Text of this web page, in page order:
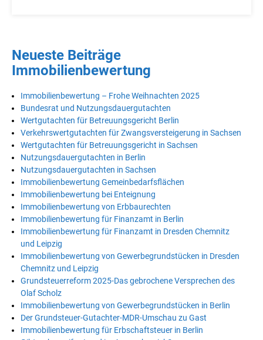
Neueste Beiträge
Immobilienbewertung
Immobilienbewertung – Frohe Weihnachten 2025
Bundesrat und Nutzungsdauergutachten
Wertgutachten für Betreuungsgericht Berlin
Verkehrswertgutachten für Zwangsversteigerung in Sachsen
Wertgutachten für Betreuungsgericht in Sachsen
Nutzungsdauergutachten in Berlin
Nutzungsdauergutachten in Sachsen
Immobilienbewertung Gemeinbedarfsflächen
Immobilienbewertung bei Enteignung
Immobilienbewertung von Erbbaurechten
Immobilienbewertung für Finanzamt in Berlin
Immobilienbewertung für Finanzamt in Dresden Chemnitz
und Leipzig
Immobilienbewertung von Gewerbegrundstücken in Dresden
Chemnitz und Leipzig
Grundsteuerreform 2025-Das gebrochene Versprechen des
Olaf Scholz
Immobilienbewertung von Gewerbegrundstücken in Berlin
Der Grundsteuer-Gutachter-MDR-Umschau zu Gast
Immobilienbewertung für Erbschaftsteuer in Berlin